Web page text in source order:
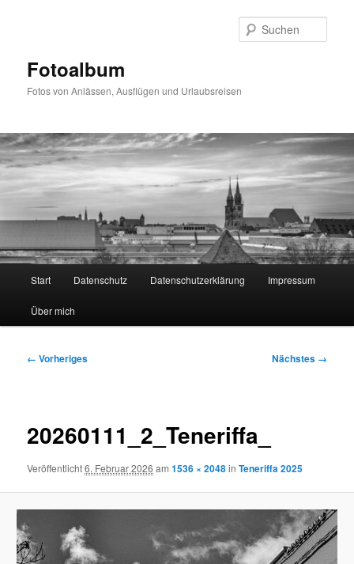
Fotoalbum
Fotos von Anlässen, Ausflügen und Urlaubsreisen
Start Datenschutz Datenschutzerklärung Impressum
Über mich
Bilder-
← Vorheriges Nächstes →
20260111_2_Teneriffa_
Veröffentlicht6. Februar 2026 am1536 × 2048inTeneriffa 2025